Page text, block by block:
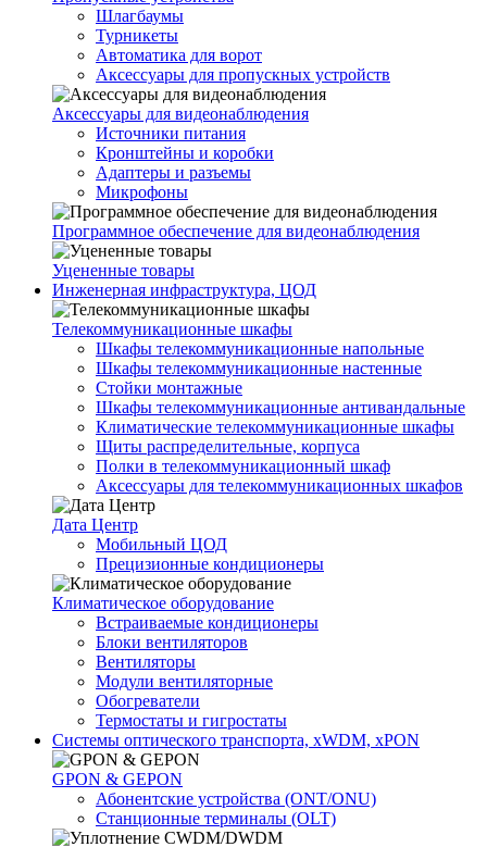
Шлагбаумы
Турникеты
Автоматика для ворот
Аксессуары для пропускных устройств
Аксессуары для видеонаблюдения
Источники питания
Кронштейны и коробки
Адаптеры и разъемы
Микрофоны
Программное обеспечение для видеонаблюдения
Уцененные товары
Инженерная инфраструктура, ЦОД
Телекоммуникационные шкафы
Шкафы телекоммуникационные напольные
Шкафы телекоммуникационные настенные
Стойки монтажные
Шкафы телекоммуникационные антивандальные
Климатические телекоммуникационные шкафы
Щиты распределительные, корпуса
Полки в телекоммуникационный шкаф
Аксессуары для телекоммуникационных шкафов
Дата Центр
Мобильный ЦОД
Прецизионные кондиционеры
Климатичeское оборудование
Встраиваемые кондиционеры
Блоки вентиляторов
Вентиляторы
Модули вентиляторные
Обогреватели
Термостаты и гигростаты
Системы оптического транспорта, xWDM, xPON
GPON & GEPON
Абонентские устройства (ONT/ONU)
Станционные терминалы (OLT)